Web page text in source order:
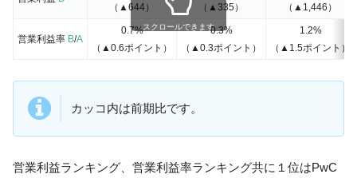
（▲644）
（▲335）
（▲1,446）
営業利益率 B/A
0.7%
（▲0.6ポイント）
0.3%
（▲0.3ポイント）
1.2%
（▲1.5ポイント）
スクロールできます
カッコ内は前期比です。
営業利益ランキング、営業利益率ランキング共に１位はPwC